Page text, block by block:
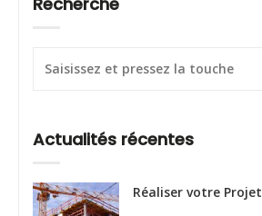
Actualités récentes
Réaliser votre Projet